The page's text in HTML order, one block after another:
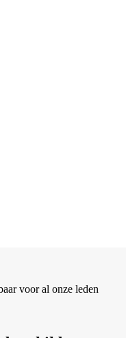
voor al onze leden